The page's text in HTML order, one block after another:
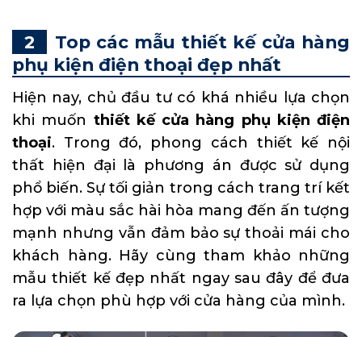
Top các mẫu thiết kế cửa hàng
phụ kiện điện thoại đẹp nhất
Hiện nay, chủ đầu tư có khá nhiều lựa chọn
khi muốn thiết kế cửa hàng phụ kiện điện
thoại. Trong đó, phong cách thiết kế nội
thất hiện đại là phương án được sử dụng
phổ biến. Sự tối giản trong cách trang trí kết
hợp với màu sắc hài hòa mang đến ấn tượng
mạnh nhưng vẫn đảm bảo sự thoải mái cho
khách hàng. Hãy cùng tham khảo những
mẫu thiết kế đẹp nhất ngay sau đây để đưa
ra lựa chọn phù hợp với cửa hàng của mình.